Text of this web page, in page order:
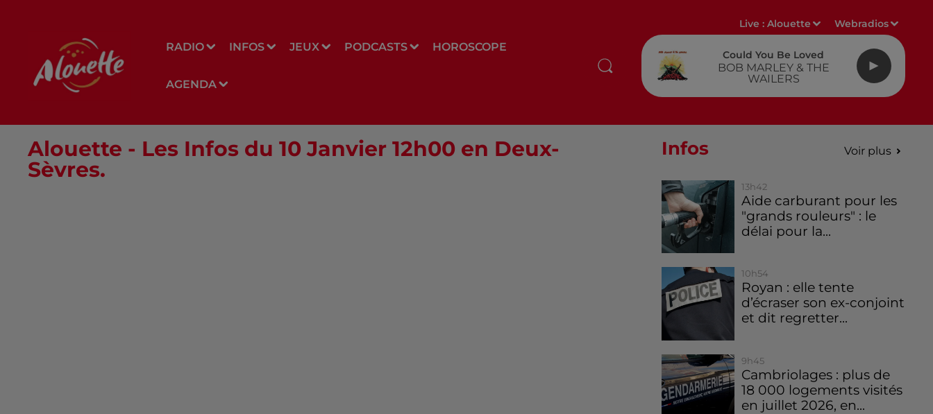
RADIO INFOS JEUX PODCASTS HOROSCOPE
AGENDA
Live :Alouette Webradios
Could You Be Loved
BOB MARLEY & THE
WAILERS
Alouette - Les Infos du 10 Janvier 12h00 en Deux-
Sèvres.
Infos Voir plus
13h42
Aide carburant pour les
"grands rouleurs" : le
délai pour la...
10h54
Royan : elle tente
d’écraser son ex-conjoint
et dit regretter...
9h45
Cambriolages : plus de
18 000 logements visités
en juillet 2026, en...